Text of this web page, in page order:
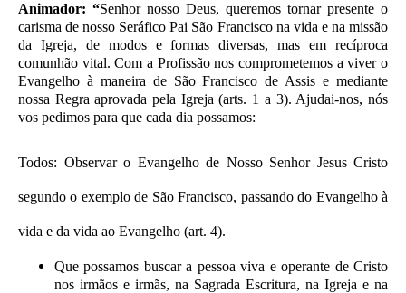
Animador: “Senhor nosso Deus, queremos tornar presente o
carisma de nosso Seráfico Pai São Francisco na vida e na missão
da Igreja, de modos e formas diversas, mas em recíproca
comunhão vital. Com a Profissão nos comprometemos a viver o
Evangelho à maneira de São Francisco de Assis e mediante
nossa Regra aprovada pela Igreja (arts. 1 a 3). Ajudai-nos, nós
vos pedimos para que cada dia possamos:
Todos: Observar o Evangelho de Nosso Senhor Jesus Cristo
segundo o exemplo de São Francisco, passando do Evangelho à
vida e da vida ao Evangelho (art. 4).
Que possamos buscar a pessoa viva e operante de Cristo
nos irmãos e irmãs, na Sagrada Escritura, na Igreja e na